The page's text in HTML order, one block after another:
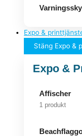
Expo &
Stäng Expo &
Expo &
Affischer
1 produkt